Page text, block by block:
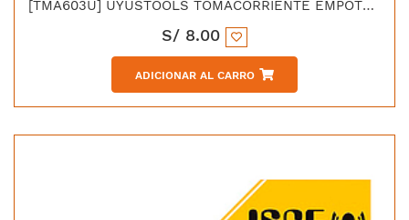
[TMA603U] UYUSTOOLS TOMACORRIENTE EMPOTRABLE TRIPLE PC BLANCA
S/ 8.00
ADICIONAR AL CARRO